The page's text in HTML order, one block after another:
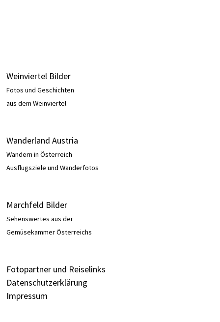
Weinviertel Bilder
Fotos und Geschichten
aus dem Weinviertel
Wanderland Austria
Wandern in Österreich
Ausflugsziele und Wanderfotos
Marchfeld Bilder
Sehenswertes aus der
Gemüsekammer Österreichs
Fotopartner und Reiselinks
Datenschutzerklärung
Impressum